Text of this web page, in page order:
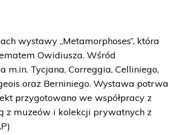
wystawy „Metamorphoses”, która
Owidiusza. Wśród
Tycjana, Correggia, Celliniego,
oraz Berniniego. Wystawa potrwa
przygotowano we współpracy z
z muzeów i kolekcji prywatnych z